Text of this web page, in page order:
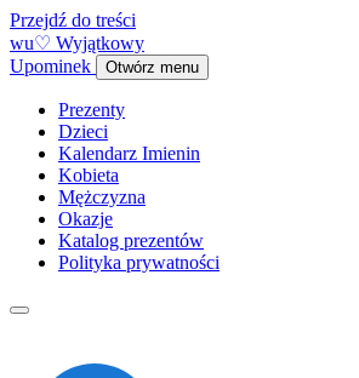
Przejdź do treści
wu♡ Wyjątkowy
Upominek
Otwórz menu
Prezenty
Dzieci
Kalendarz Imienin
Kobieta
Mężczyzna
Okazje
Katalog prezentów
Polityka prywatności